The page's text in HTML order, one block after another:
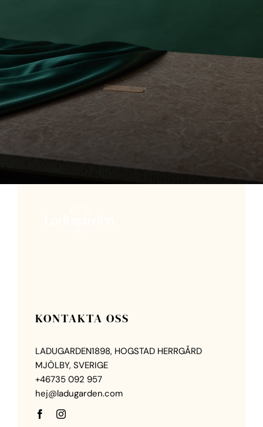
KONTAKTA OSS
LADUGARDEN1898, HOGSTAD HERRGÅRD
MJÖLBY, SVERIGE
+46735 092 957
hej@ladugarden.com